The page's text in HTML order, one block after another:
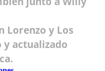
Lorenzo y Los
y actualizado